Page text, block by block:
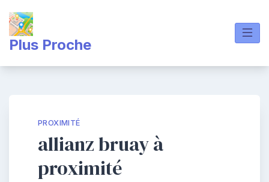
content
Plus Proche
PROXIMITÉ
allianz bruay à
proximité